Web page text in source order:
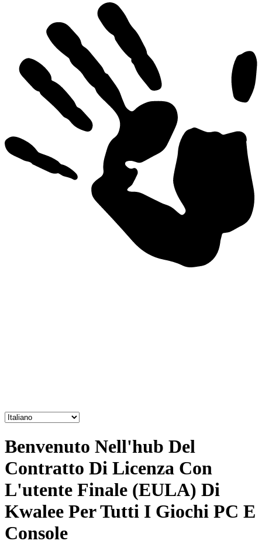
Benvenuto Nell'hub Del
Contratto Di Licenza Con
L'utente Finale (EULA) Di
Kwalee Per Tutti I Giochi PC E
Console